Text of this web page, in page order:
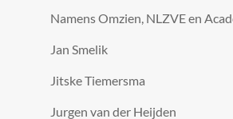
Namens Omzien, NLZVE en
Jan Smelik
Jitske Tiemersma
Jurgen van der Heijden